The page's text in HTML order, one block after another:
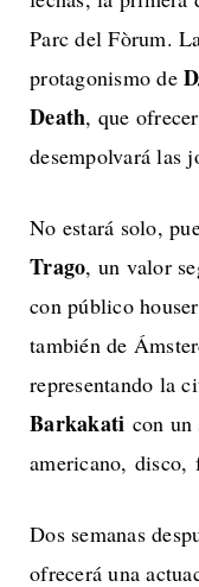
Parc del Fòrum.
protagonismo de
Death, que
desempolvará las
No estará solo,
Trago, un valor
con público
también de
representando la
Barkakati con un
americano, disco,
Dos semanas
ofrecerá una